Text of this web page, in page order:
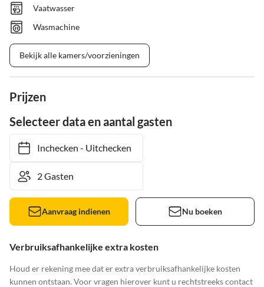
Vaatwasser
Wasmachine
Bekijk alle kamers/voorzieningen
Prijzen
Selecteer data en aantal gasten
Inchecken- Uitchecken
Aanvraag indienen Nu boeken
Verbruiksafhankelijke extra kosten
Houd er rekening mee dat er extra verbruiksafhankelijke kosten
kunnen ontstaan. Voor vragen hierover kunt u rechtstreeks contact